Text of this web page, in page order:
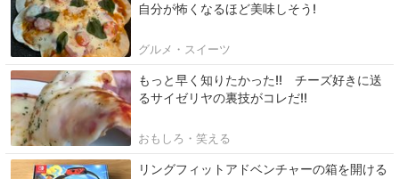
自分が怖くなるほど美味しそう!
グルメ・スイーツ
もっと早く知りたかった!! チーズ好きに送
るサイゼリヤの裏技がコレだ!!
おもしろ・笑える
リングフィットアドベンチャーの箱を開ける